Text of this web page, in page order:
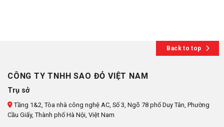
Back to top
CÔNG TY TNHH SAO ĐỎ VIỆT NAM
Trụ sở
Tầng 1&2, Tòa nhà công nghệ AC, Số 3, Ngõ 78 phố Duy Tân, Phường
Cầu Giấy, Thành phố Hà Nội, Việt Nam